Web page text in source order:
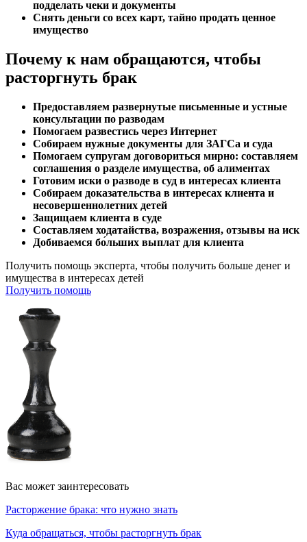
подделать чеки и документы
Снять деньги со всех карт, тайно продать ценное
имущество
Почему к нам обращаются, чтобы
расторгнуть брак
Предоставляем развернутые письменные и устные
консультации по разводам
Помогаем развестись через Интернет
Собираем нужные документы для ЗАГСа и суда
Помогаем супругам договориться мирно: составляем
соглашения о разделе имущества, об алиментах
Готовим иски о разводе в суд в интересах клиента
Собираем доказательства в интересах клиента и
несовершеннолетних детей
Защищаем клиента в суде
Составляем ходатайства, возражения, отзывы на иск
Добиваемся бо́льших выплат для клиента
Получить помощь эксперта, чтобы получить больше денег и
имущества в интересах детей
Получить помощь
Вас может заинтересовать
Расторжение брака: что нужно знать
Куда обращаться, чтобы расторгнуть брак